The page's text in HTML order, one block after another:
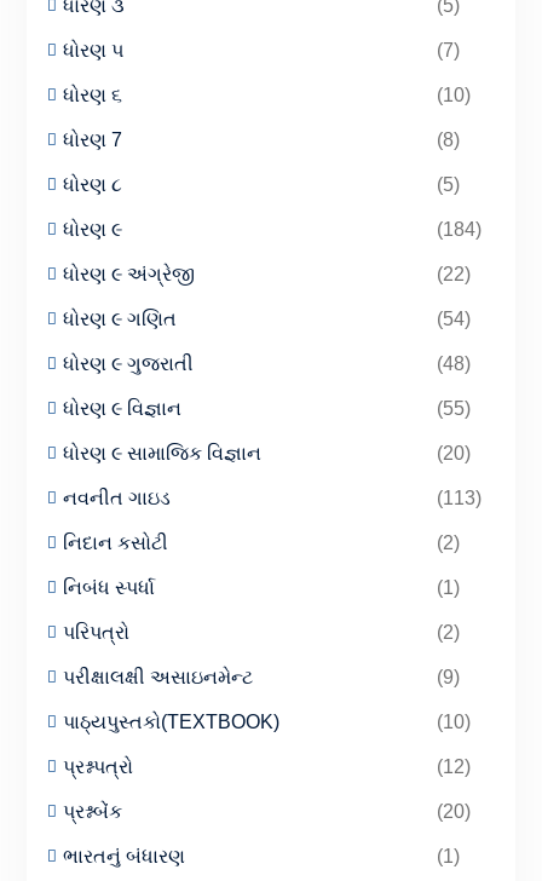
ધોરણ ૩ (5)
ધોરણ ૫ (7)
ધોરણ ૬ (10)
ધોરણ 7 (8)
ધોરણ ૮ (5)
ધોરણ ૯ (184)
ધોરણ ૯ અંગ્રેજી (22)
ધોરણ ૯ ગણિત (54)
ધોરણ ૯ ગુજરાતી (48)
ધોરણ ૯ વિજ્ઞાન (55)
ધોરણ ૯ સામાજિક વિજ્ઞાન (20)
નવનીત ગાઇડ (113)
નિદાન કસોટી (2)
નિબંધ સ્પર્ધા (1)
પરિપત્રો (2)
પરીક્ષાલક્ષી અસાઇનમેન્ટ (9)
પાઠ્યપુસ્તકો(TEXTBOOK) (10)
પ્રશ્નપત્રો (12)
પ્રશ્નબેંક (20)
ભારતનું બંધારણ (1)